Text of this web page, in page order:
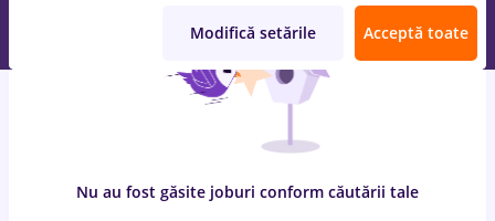
Nu au fost găsite joburi conform căutării tale
Modifică setările Acceptă toate